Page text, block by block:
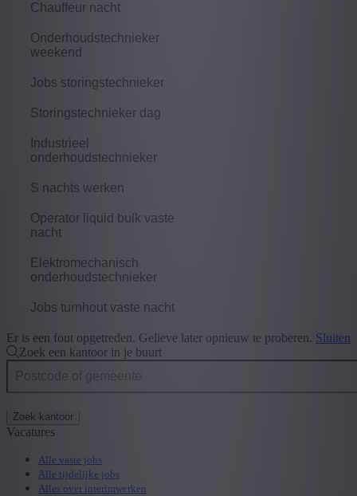
Chauffeur nacht
Onderhoudstechnieker
weekend
Jobs storingstechnieker
Storingstechnieker dag
Industrieel
onderhoudstechnieker
S nachts werken
Operator liquid bulk vaste
nacht
Elektromechanisch
onderhoudstechnieker
Jobs turnhout vaste nacht
Er is een fout opgetreden. Gelieve later opnieuw te proberen. Sluiten
Zoek een kantoor in je buurt
Zoek kantoor
Vacatures
Alle vaste jobs
Alle tijdelijke jobs
Alles over interimwerken